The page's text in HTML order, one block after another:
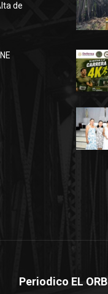
de
Periodico EL